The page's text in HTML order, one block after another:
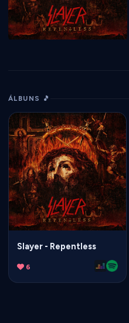
ÁLBUNS 🎵
Slayer - Repentless
6